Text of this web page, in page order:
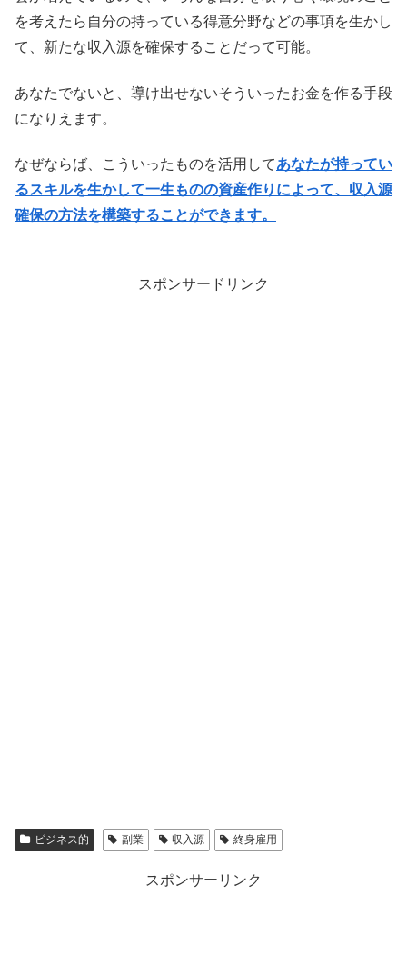
を考えたら自分の持っている得意分野などの事項を生かし
て、新たな収入源を確保することだって可能。
あなたでないと、導け出せないそういったお金を作る手段
になりえます。
なぜならば、こういったものを活用してあなたが持ってい
るスキルを生かして一生ものの資産作りによって、収入源
確保の方法を構築することができます。
スポンサードリンク
ビジネス的 副業 収入源 終身雇用
スポンサーリンク